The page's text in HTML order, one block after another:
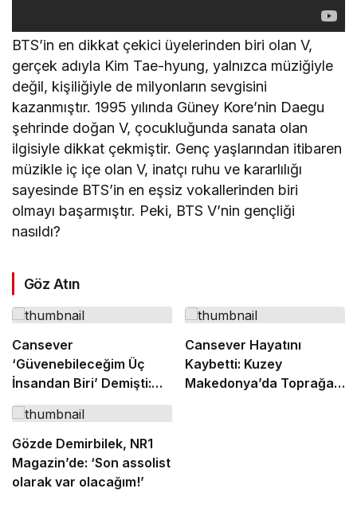
BTS’in en dikkat çekici üyelerinden biri olan V,
gerçek adıyla Kim Tae-hyung, yalnızca müziğiyle
değil, kişiliğiyle de milyonların sevgisini
kazanmıştır. 1995 yılında Güney Kore’nin Daegu
şehrinde doğan V, çocukluğunda sanata olan
ilgisiyle dikkat çekmiştir. Genç yaşlarından itibaren
müzikle iç içe olan V, inatçı ruhu ve kararlılığı
sayesinde BTS’in en eşsiz vokallerinden biri
olmayı başarmıştır. Peki, BTS V’nin gençliği
nasıldı?
Göz Atın
Cansever
‘Güvenebileceğim Üç
İnsandan Biri’ Demişti:
Mahmut Görgen’den
Cansever’e Duygusal
Veda
Cansever Hayatını
Kaybetti: Kuzey
Makedonya’da Toprağa
Gözde Demirbilek, NR1
Magazin’de: ‘Son assolist
olarak var olacağım!’